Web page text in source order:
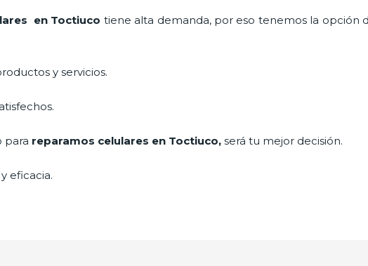
en Toctiuco tiene alta demanda, por eso tenemos la opción
y servicios.
para reparamos celulares en Toctiuco,será tu mejor decisión.
eficacia.